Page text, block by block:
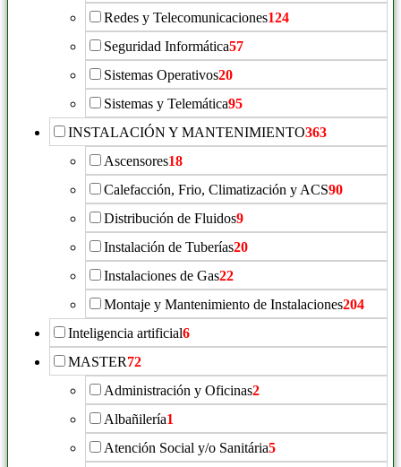
Redes y Telecomunicaciones124
Seguridad Informática57
Sistemas Operativos20
Sistemas y Telemática95
INSTALACIÓN Y MANTENIMIENTO363
Ascensores18
Calefacción, Frio, Climatización y ACS90
Distribución de Fluidos9
Instalación de Tuberías20
Instalaciones de Gas22
Montaje y Mantenimiento de Instalaciones204
Inteligencia artificial6
MASTER72
Administración y Oficinas2
Albañilería1
Atención Social y/o Sanitária5